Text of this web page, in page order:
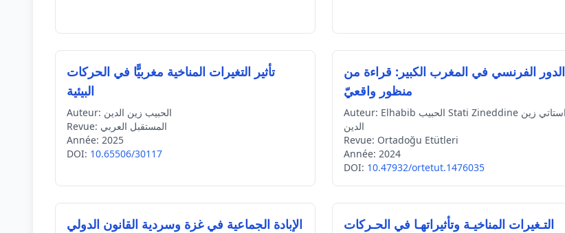
تأثير التغيرات المناخية مغربيًّا في الحركات
البيئية
Auteur: الحبيب زين الدين
Revue: المستقبل العربي
Année: 2025
DOI: 10.65506/30117
الدور الفرنسي في المغرب الكبير: قراءة من
منظور واقعيّ
Auteur: Elhabib الحبيب Stati Zineddine استاتي زين
الدين
Revue: Ortadoğu Etütleri
Année: 2024
DOI: 10.47932/ortetut.1476035
الإبادة الجماعية في غزة وسردية القانون الدولي
التـغيرات المناخيـة وتأثيراتهـا في الحـركات